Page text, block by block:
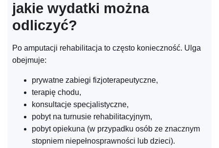
jakie wydatki można
odliczyć?
Po amputacji rehabilitacja to często konieczność. Ulga
obejmuje:
prywatne zabiegi fizjoterapeutyczne,
terapię chodu,
konsultacje specjalistyczne,
pobyt na turnusie rehabilitacyjnym,
pobyt opiekuna (w przypadku osób ze znacznym
stopniem niepełnosprawności lub dzieci).